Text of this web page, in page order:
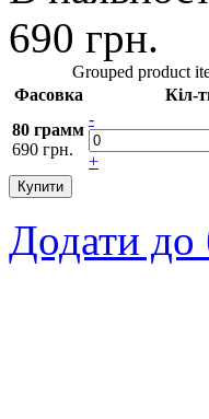
690 грн.
Grouped product
Фасовка
Кіл-
80 грамм
690 грн.
-
+
Купити
Додати до